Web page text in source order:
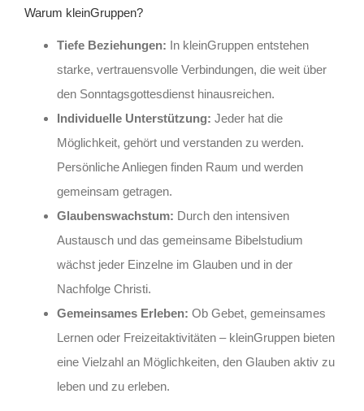
Warum kleinGruppen?
Tiefe Beziehungen: In kleinGruppen entstehen
starke, vertrauensvolle Verbindungen, die weit über
den Sonntagsgottesdienst hinausreichen.
Individuelle Unterstützung: Jeder hat die
Möglichkeit, gehört und verstanden zu werden.
Persönliche Anliegen finden Raum und werden
gemeinsam getragen.
Glaubenswachstum: Durch den intensiven
Austausch und das gemeinsame Bibelstudium
wächst jeder Einzelne im Glauben und in der
Nachfolge Christi.
Gemeinsames Erleben: Ob Gebet, gemeinsames
Lernen oder Freizeitaktivitäten – kleinGruppen bieten
eine Vielzahl an Möglichkeiten, den Glauben aktiv zu
leben und zu erleben.